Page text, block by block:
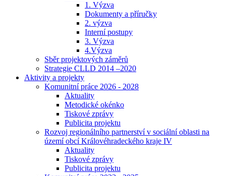
1. Výzva
Dokumenty a příručky
2. výzva
Interní postupy
3. Výzva
4.Výzva
Sběr projektových záměrů
Strategie CLLD 2014 –2020
Aktivity a projekty
Komunitní práce 2026 - 2028
Aktuality
Metodické okénko
Tiskové zprávy
Publicita projektu
Rozvoj regionálního partnerství v sociální oblasti na
území obcí Královéhradeckého kraje IV
Aktuality
Tiskové zprávy
Publicita projektu